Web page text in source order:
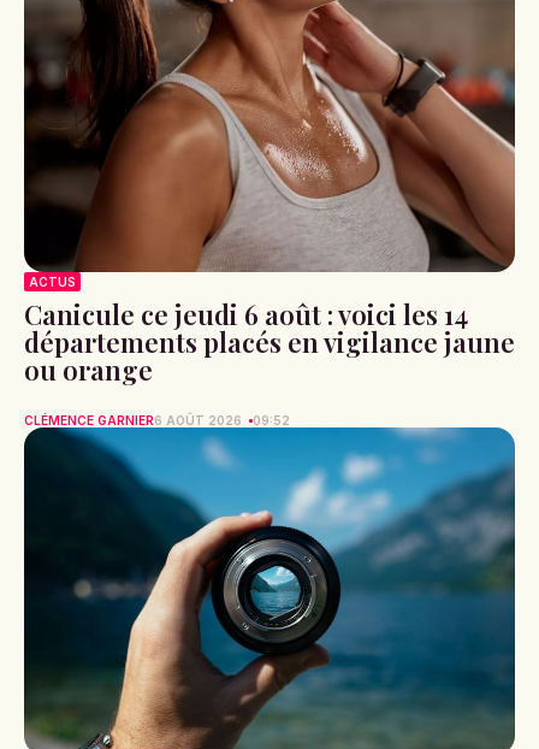
ACTUS
Canicule ce jeudi 6 août : voici les 14
départements placés en vigilance jaune
ou orange
CLÉMENCE GARNIER6 AOÛT 2026 09:52